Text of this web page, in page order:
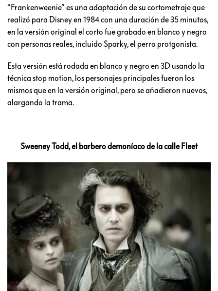
“Frankenweenie” es una adaptación de su cortometraje que
realizó para Disney en 1984 con una duración de 35 minutos,
en la versión original el corto fue grabado en blanco y negro
con personas reales, incluido Sparky, el perro protgonista.
Esta versión está rodada en blanco y negro en 3D usando la
técnica stop motion, los personajes principales fueron los
mismos que en la versión original, pero se añadieron nuevos,
alargando la trama.
Sweeney Todd, el barbero demoníaco de la calle Fleet